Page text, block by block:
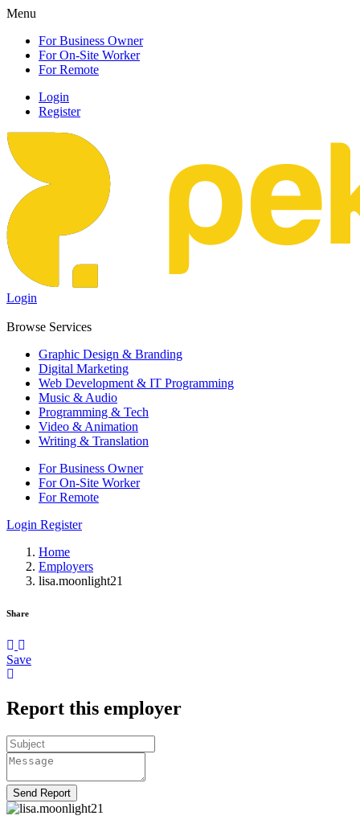
Menu
For Business Owner
For On-Site Worker
For Remote
Login
Register
Login
Browse Services
Graphic Design & Branding
Digital Marketing
Web Development & IT Programming
Music & Audio
Programming & Tech
Video & Animation
Writing & Translation
For Business Owner
For On-Site Worker
For Remote
Login Register
Home
Employers
lisa.moonlight21
Share
Save
Report this employer
Send Report